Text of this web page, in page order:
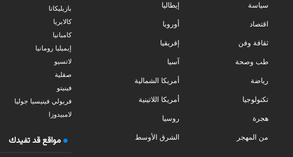
سياسة
اقتصاد
ثقافة وفن
طب وصحة
رياضة
تكنولوجيا
هجرة
من المهجر
إيطاليا
أوروبا
إفريقيا
آسيا
أمريكا الشمالية
أمريكا اللاتينية
روسيا
الشرق الأوسط
بازيليكاتا
كالابريا
كامبانيا
إيميليا رومانيا
لاتسيو
صقلية
فينيتو
فريولي فينيسيا جوليا
لامبيدوزا
مواقع قد تفيدك